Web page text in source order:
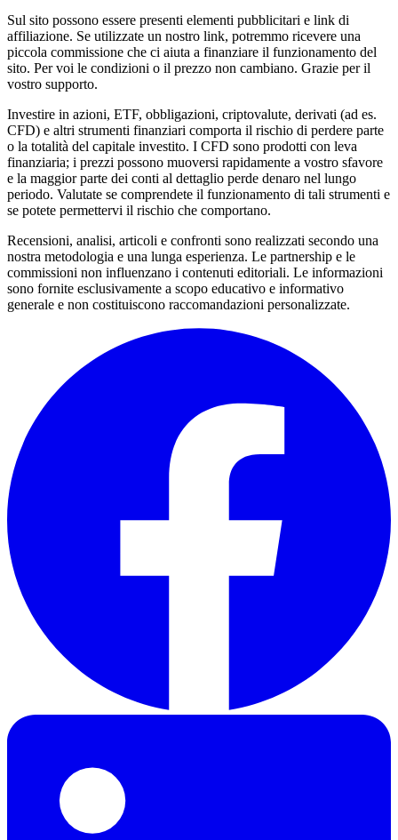
Sul sito possono essere presenti elementi pubblicitari e link di
affiliazione. Se utilizzate un nostro link, potremmo ricevere una
piccola commissione che ci aiuta a finanziare il funzionamento del
sito. Per voi le condizioni o il prezzo non cambiano. Grazie per il
vostro supporto.
Investire in azioni, ETF, obbligazioni, criptovalute, derivati (ad es.
CFD) e altri strumenti finanziari comporta il rischio di perdere parte
o la totalità del capitale investito. I CFD sono prodotti con leva
finanziaria; i prezzi possono muoversi rapidamente a vostro sfavore
e la maggior parte dei conti al dettaglio perde denaro nel lungo
periodo. Valutate se comprendete il funzionamento di tali strumenti e
se potete permettervi il rischio che comportano.
Recensioni, analisi, articoli e confronti sono realizzati secondo una
nostra metodologia e una lunga esperienza. Le partnership e le
commissioni non influenzano i contenuti editoriali. Le informazioni
sono fornite esclusivamente a scopo educativo e informativo
generale e non costituiscono raccomandazioni personalizzate.